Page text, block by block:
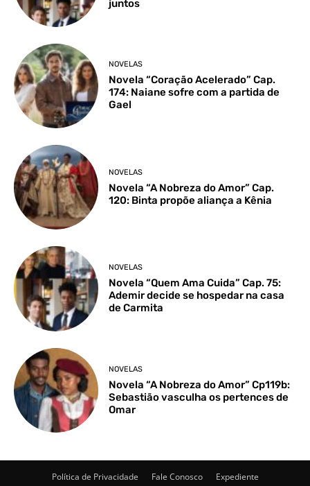
juntos
NOVELAS
Novela “Coração Acelerado” Cap.
174: Naiane sofre com a partida de
Gael
NOVELAS
Novela “A Nobreza do Amor” Cap.
120: Binta propõe aliança a Kênia
NOVELAS
Novela “Quem Ama Cuida” Cap. 75:
Ademir decide se hospedar na casa
de Carmita
NOVELAS
Novela “A Nobreza do Amor” Cp119b:
Sebastião vasculha os pertences de
Omar
Política de Privacidade Fale Conosco Expediente